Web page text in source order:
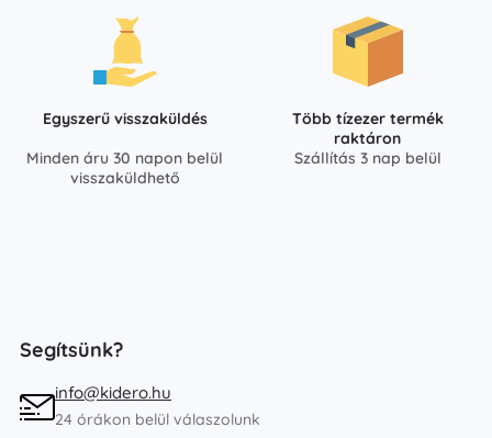
Egyszerű visszaküldés
Minden áru 30 napon belül
visszaküldhető
Több tízezer termék
raktáron
Szállítás 3 nap belül
Segítsünk?
info@kidero.hu
24 órákon belül válaszolunk